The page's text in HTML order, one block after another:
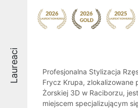
Laureaci
Profesjonalna Stylizacja
Frycz Krupa, zlokalizowane
Żorskiej 3D w Raciborzu,
miejscem specjalizującym